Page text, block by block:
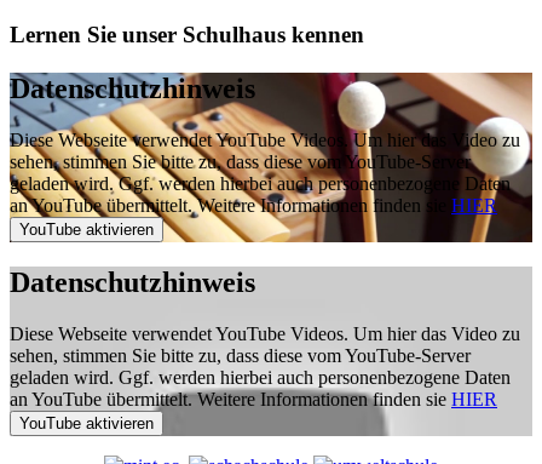
Lernen Sie unser Schulhaus kennen
Datenschutzhinweis
Diese Webseite verwendet YouTube Videos. Um hier das Video zu
sehen, stimmen Sie bitte zu, dass diese vom YouTube-Server
geladen wird. Ggf. werden hierbei auch personenbezogene Daten
an YouTube übermittelt. Weitere Informationen finden sie HIER
Datenschutzhinweis
Diese Webseite verwendet YouTube Videos. Um hier das Video zu
sehen, stimmen Sie bitte zu, dass diese vom YouTube-Server
geladen wird. Ggf. werden hierbei auch personenbezogene Daten
an YouTube übermittelt. Weitere Informationen finden sie HIER